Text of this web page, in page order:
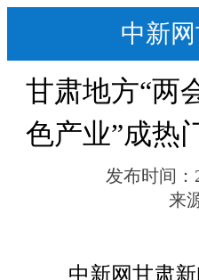
中新
甘肃地方“两
色产业”成热
发布时间：
来
中新网甘肃新